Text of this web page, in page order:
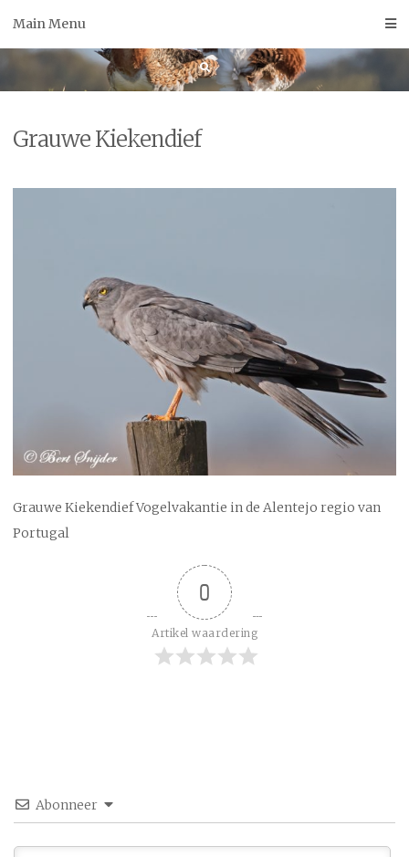
Main Menu
Grauwe Kiekendief
Grauwe Kiekendief Vogelvakantie in de Alentejo regio van
Portugal
0
Artikel waardering
Abonneer